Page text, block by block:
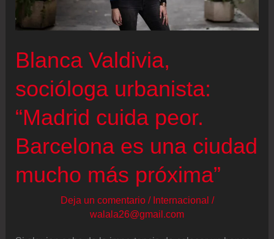
hurtar
joyas
dinero
ancianos
Blanca Valdivia,
socióloga urbanista:
“Madrid cuida peor.
Barcelona es una ciudad
mucho más próxima”
Deja un comentario / Internacional /
walala26@gmail.com